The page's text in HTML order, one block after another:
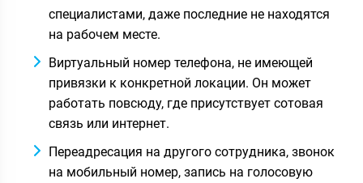
специалистами, даже последние не находятся
на рабочем месте.
Виртуальный номер телефона, не имеющей
привязки к конкретной локации. Он может
работать повсюду, где присутствует сотовая
связь или интернет.
Переадресация на другого сотрудника, звонок
на мобильный номер, запись на голосовую